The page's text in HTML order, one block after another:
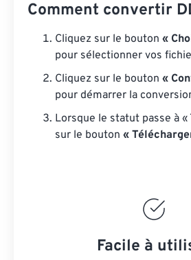
Comment convertir
Cliquez sur le bouton «
pour sélectionner vos
Cliquez sur le bouton «
pour démarrer la
Lorsque le statut passe à «
sur le bouton «
Facile à